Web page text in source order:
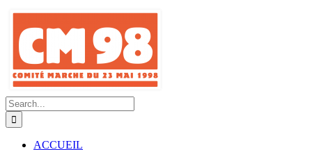
Skip
content
Search
for:
ACCUEIL